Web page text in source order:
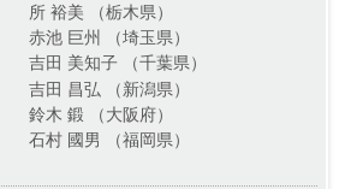
所 裕美 （栃木県）
赤池 巨州 （埼玉県）
吉田 美知子 （千葉県）
吉田 昌弘 （新潟県）
鈴木 鍛 （大阪府）
石村 國男 （福岡県）